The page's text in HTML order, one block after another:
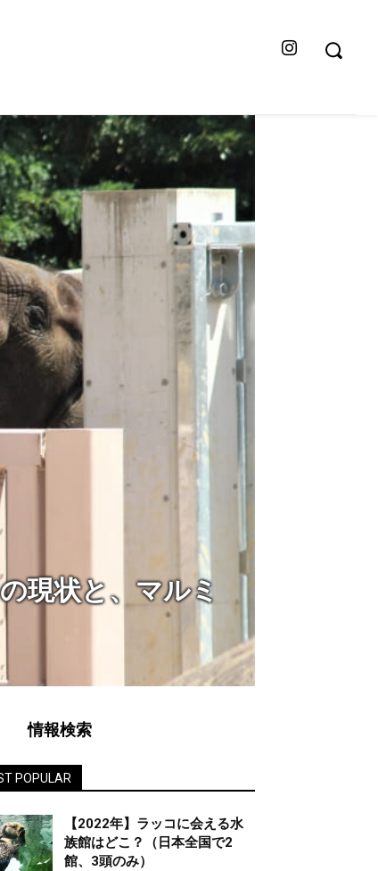
現状と、マルミ
情報検索
POPULAR
【2022年】ラッコに会える水
族館はどこ？（日本全国で2
館、3頭のみ）